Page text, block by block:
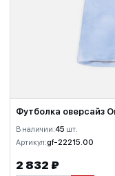
Футболка оверсайз
В наличии:45 шт.
Артикул:gf-22215.00
2 832 ₽